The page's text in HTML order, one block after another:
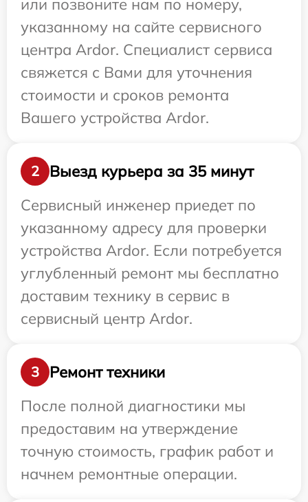
или позвоните нам по номеру,
указанному на сайте сервисного
центра Ardor. Специалист сервиса
свяжется с Вами для уточнения
стоимости и сроков ремонта
Вашего устройства Ardor.
2
Выезд курьера за 35 минут
Сервисный инженер приедет по
указанному адресу для проверки
устройства Ardor. Если потребуется
углубленный ремонт мы бесплатно
доставим технику в сервис в
сервисный центр Ardor.
3
Ремонт техники
После полной диагностики мы
предоставим на утверждение
точную стоимость, график работ и
начнем ремонтные операции.